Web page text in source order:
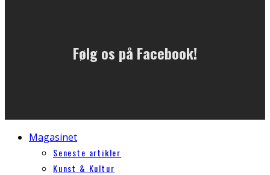
Følg os på Facebook!
Magasinet
Seneste artikler
Kunst & Kultur